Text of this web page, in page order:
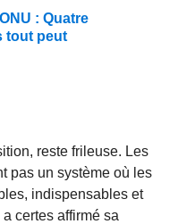
: Quatre
tout peut
reste frileuse. Les
pas un système où les
indispensables et
certes affirmé sa